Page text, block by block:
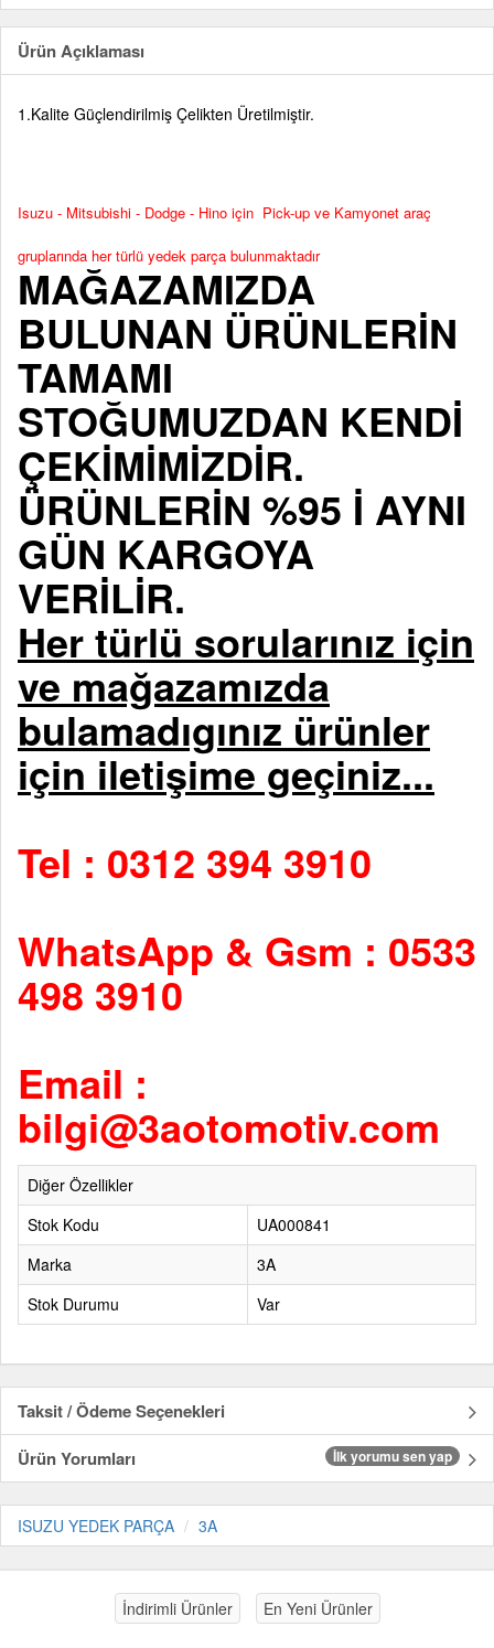
Ürün Açıklaması
1.Kalite Güçlendirilmiş Çelikten Üretilmiştir.
Isuzu - Mitsubishi - Dodge - Hino için Pick-up ve Kamyonet araç
gruplarında her türlü yedek parça bulunmaktadır
MAĞAZAMIZDA
BULUNAN ÜRÜNLERİN
TAMAMI
STOĞUMUZDAN KENDİ
ÇEKİMİMİZDİR.
ÜRÜNLERİN %95 İ AYNI
GÜN KARGOYA
VERİLİR.
Her türlü sorularınız için
ve mağazamızda
bulamadıgınız ürünler
için iletişime geçiniz...
Tel : 0312 394 3910
WhatsApp & Gsm : 0533
498 3910
Email :
bilgi@3aotomotiv.com
Diğer Özellikler
Stok Kodu
UA000841
Marka
3A
Stok Durumu
Var
Taksit / Ödeme Seçenekleri
Ürün Yorumları
İlk yorumu sen yap
ISUZU YEDEK PARÇA 3A
İndirimli Ürünler En Yeni Ürünler